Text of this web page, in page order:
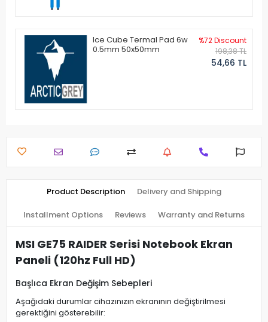
Ice Cube Termal Pad 6w
0.5mm 50x50mm
%72 Discount
198,38 TL
54,66 TL
Product Description Delivery and Shipping
Installment Options Reviews Warranty and Returns
MSI GE75 RAIDER Serisi Notebook Ekran
Paneli (120hz Full HD)
Başlıca Ekran Değişim Sebepleri
Aşağıdaki durumlar cihazınızın ekranının değiştirilmesi
gerektiğini gösterebilir: